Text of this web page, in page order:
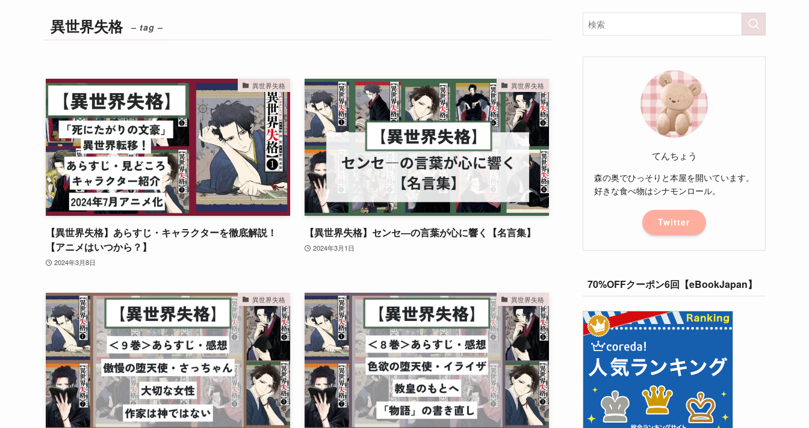
異世界失格 – tag –
異世界失格
【異世界失格】あらすじ・キャラクターを徹底解説！
【アニメはいつから？】
2024年3月8日
異世界失格
【異世界失格】センセ―の言葉が心に響く【名言集】
2024年3月1日
異世界失格 異世界失格
てんちょう
森の奥でひっそりと本屋を開いています。
好きな食べ物はシナモンロール。
Twitter
70%OFFクーポン6回【eBookJapan】